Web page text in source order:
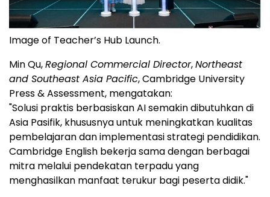
Image of Teacher’s Hub Launch.
Min Qu,Regional Commercial Director,Northeast
and Southeast Asia Pacific, Cambridge University
Press & Assessment, mengatakan:
"Solusi praktis berbasiskan AI semakin dibutuhkan di
Asia Pasifik, khususnya untuk meningkatkan kualitas
pembelajaran dan implementasi strategi pendidikan.
Cambridge English bekerja sama dengan berbagai
mitra melalui pendekatan terpadu yang
menghasilkan manfaat terukur bagi peserta didik."